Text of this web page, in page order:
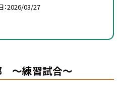
2026/03/27
～練習試合～